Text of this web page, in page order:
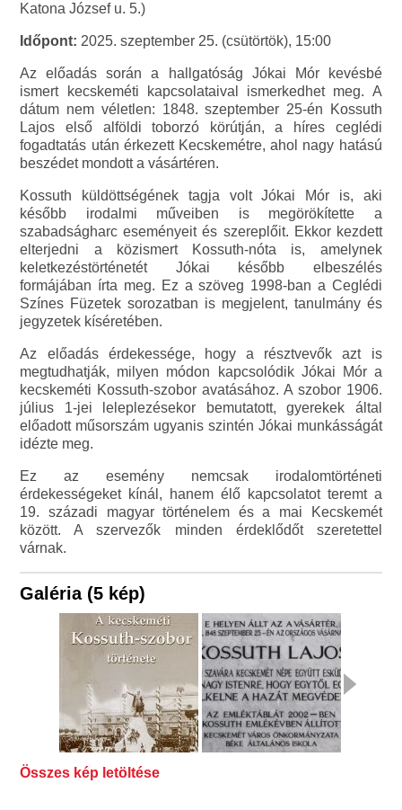
Katona József u. 5.)
Időpont: 2025. szeptember 25. (csütörtök), 15:00
Az előadás során a hallgatóság Jókai Mór kevésbé
ismert kecskeméti kapcsolataival ismerkedhet meg. A
dátum nem véletlen: 1848. szeptember 25-én Kossuth
Lajos első alföldi toborzó körútján, a híres ceglédi
fogadtatás után érkezett Kecskemétre, ahol nagy hatású
beszédet mondott a vásártéren.
Kossuth küldöttségének tagja volt Jókai Mór is, aki
később irodalmi műveiben is megörökítette a
szabadságharc eseményeit és szereplőit. Ekkor kezdett
elterjedni a közismert Kossuth-nóta is, amelynek
keletkezéstörténetét Jókai később elbeszélés
formájában írta meg. Ez a szöveg 1998-ban a Ceglédi
Színes Füzetek sorozatban is megjelent, tanulmány és
jegyzetek kíséretében.
Az előadás érdekessége, hogy a résztvevők azt is
megtudhatják, milyen módon kapcsolódik Jókai Mór a
kecskeméti Kossuth-szobor avatásához. A szobor 1906.
július 1-jei leleplezésekor bemutatott, gyerekek által
előadott műsorszám ugyanis szintén Jókai munkásságát
idézte meg.
Ez az esemény nemcsak irodalomtörténeti
érdekességeket kínál, hanem élő kapcsolatot teremt a
19. századi magyar történelem és a mai Kecskemét
között. A szervezők minden érdeklődőt szeretettel
várnak.
Galéria (5 kép)
Összes kép letöltése